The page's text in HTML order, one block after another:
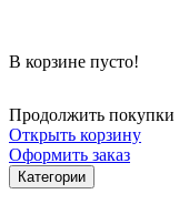
В корзине пусто!
Продолжить покупки
Открыть корзину
Оформить заказ
Категории